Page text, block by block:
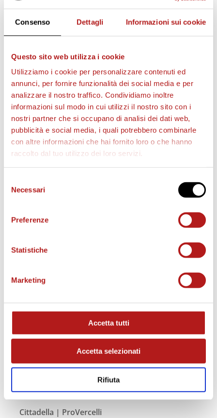
Consenso Dettagli Informazioni sui cookie
Questo sito web utilizza i cookie
Utilizziamo i cookie per personalizzare contenuti ed
annunci, per fornire funzionalità dei social media e per
analizzare il nostro traffico. Condividiamo inoltre
informazioni sul modo in cui utilizzi il nostro sito con i
nostri partner che si occupano di analisi dei dati web,
pubblicità e social media, i quali potrebbero combinarle
con altre informazioni che hai fornito loro o che hanno
raccolto dal tuo utilizzo dei loro servizi.
delNecessari
Preferenze
Statistiche
Marketing
Accetta tutti
Accetta selezionati
Rifiuta
Pulcini 2006 Bianchi
ANGOLO GRANATA
FOTOGALLERY
SCARICA IL N° 14
TUTTI I NUMERI DEL MAGAZINE
Cittadella | Trento
Cittadella | Dolomiti
Cittadella | Renate
Cittadella | Albinoleffe
Cittadella | Pergolettese
Cittadella | Virtus Verona
Cittadella | U. Brescia
Cittadella | Arzignano
Cittadella | ProVercelli